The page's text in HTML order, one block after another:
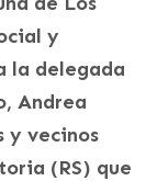
y
la delegada
Andrea
y vecinos
(RS) que